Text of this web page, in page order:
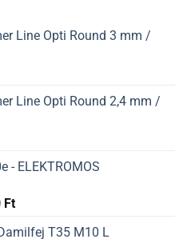
Line Opti Round 3 mm /
Line Opti Round 2,4 mm /
- ELEKTROMOS
Ft
T35 M10 L